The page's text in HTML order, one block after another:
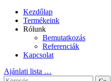
Kezdőlap
Termékeink
Rólunk
Bemutatkozás
Referenciák
Kapcsolat
Ajánlati lista …